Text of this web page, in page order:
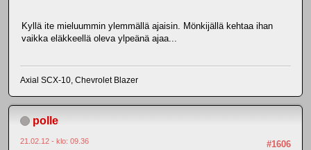
Kyllä ite mieluummin ylemmällä ajaisin. Mönkijällä kehtaa ihan
vaikka eläkkeellä oleva ylpeänä ajaa...
Axial SCX-10, Chevrolet Blazer
polle
#1606
21.02.12 - klo: 09.36